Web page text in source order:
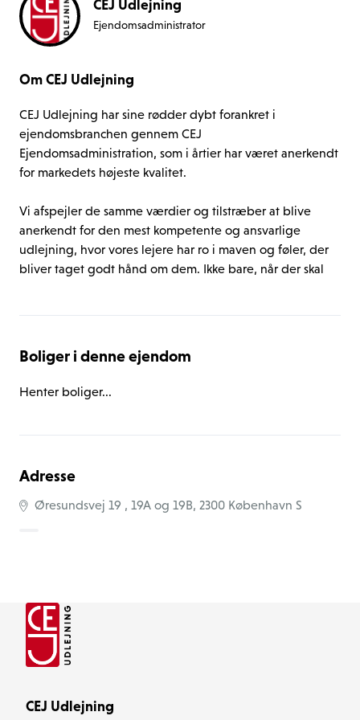
CEJ Udlejning
Ejendomsadministrator
Om CEJ Udlejning
CEJ Udlejning har sine rødder dybt forankret i
ejendomsbranchen gennem CEJ
Ejendomsadministration, som i årtier har været anerkendt
for markedets højeste kvalitet.
Vi afspejler de samme værdier og tilstræber at blive
anerkendt for den mest kompetente og ansvarlige
udlejning, hvor vores lejere har ro i maven og føler, der
bliver taget godt hånd om dem. Ikke bare, når der skal
det gælder om at skabe et trygt hjem. Derfor ser vi det
som vores opgave at sikre gennemsigtighed, forståelse
og realistiske forventninger i processen – både under
Boliger i denne ejendom
Henter boliger...
Adresse
Øresundsvej 19 , 19A og 19B, 2300 København S
CEJ Udlejning